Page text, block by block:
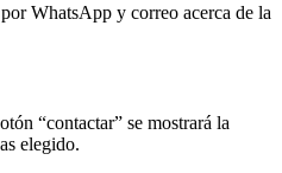
WhatsApp y correo acerca de la
“contactar” se mostrará la
elegido.